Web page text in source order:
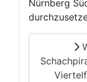
Nürnberg